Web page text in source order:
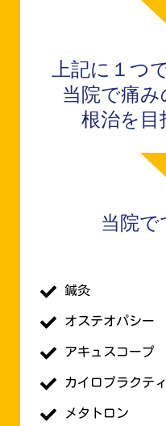
上記に１つ
当院で痛み
根治を目
当院で
鍼灸
オステオパシー
アキュスコープ
カイロプラクテ
メタトロン